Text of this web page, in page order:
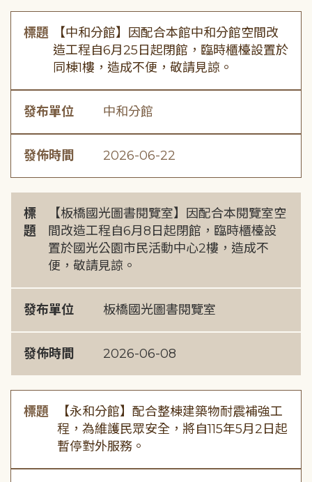
標題
【中和分館】因配合本館中和分館空間改
造工程自6月25日起閉館，臨時櫃檯設置於
同棟1樓，造成不便，敬請見諒。
發布單位 中和分館
發佈時間 2026-06-22
標
題
【板橋國光圖書閱覽室】因配合本閱覽室空
間改造工程自6月8日起閉館，臨時櫃檯設
置於國光公園市民活動中心2樓，造成不
便，敬請見諒。
發布單位 板橋國光圖書閱覽室
發佈時間 2026-06-08
標題
【永和分館】配合整棟建築物耐震補強工
程，為維護民眾安全，將自115年5月2日起
暫停對外服務。